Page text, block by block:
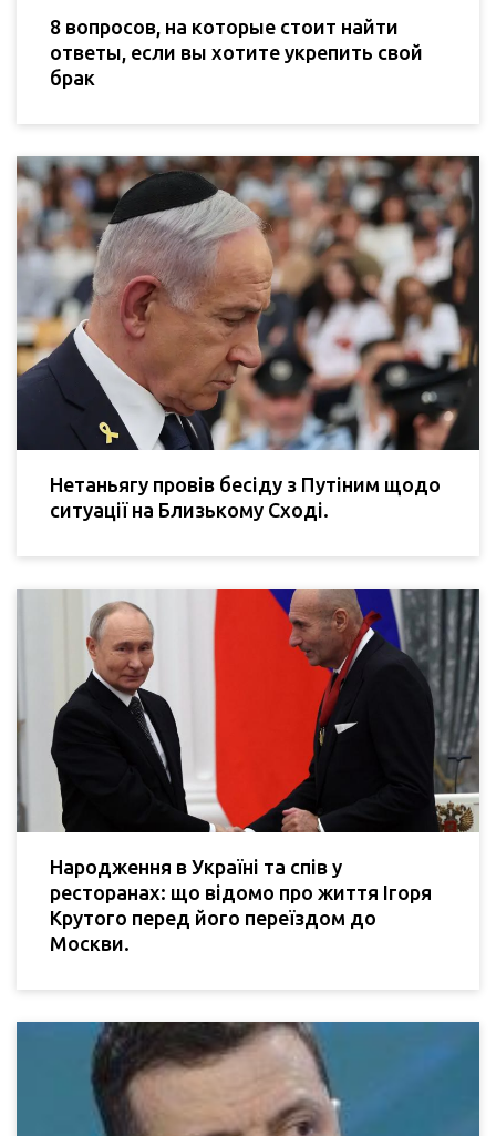
8 вопросов, на которые стоит найти
ответы, если вы хотите укрепить свой
брак
Нетаньягу провів бесіду з Путіним щодо
ситуації на Близькому Сході.
Народження в Україні та спів у
ресторанах: що відомо про життя Ігоря
Крутого перед його переїздом до
Москви.